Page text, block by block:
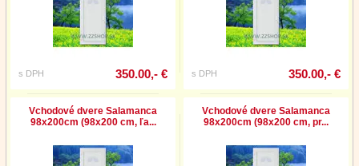
s DPH 350.00,- € s DPH 350.00,- €
Vchodové dvere Salamanca
98x200cm (98x200 cm, ľa...
Vchodové dvere Salamanca
98x200cm (98x200 cm, pr...